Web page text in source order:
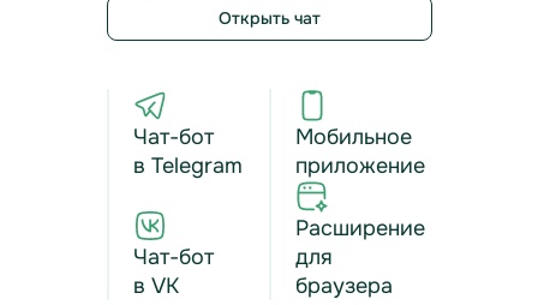
Открыть чат
Чат-бот
в Telegram
Чат-бот
в VK
Мобильное
приложение
Расширение
для
браузера